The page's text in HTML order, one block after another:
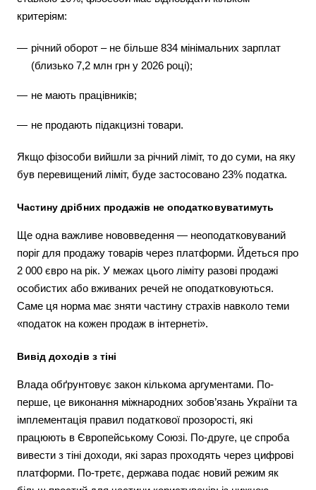
критеріям:
річний оборот – не більше 834 мінімальних зарплат
(близько 7,2 млн грн у 2026 році);
не мають працівників;
не продають підакцизні товари.
Якщо фізособи вийшли за річний ліміт, то до суми, на яку
був перевищений ліміт, буде застосовано 23% податка.
Частину дрібних продажів не оподатковуватимуть
Ще одна важливе нововведення — неоподатковуваний
поріг для продажу товарів через платформи. Йдеться про
2 000 євро на рік. У межах цього ліміту разові продажі
особистих або вживаних речей не оподатковуються.
Саме ця норма має зняти частину страхів навколо теми
«податок на кожен продаж в інтернеті».
Вивід доходів з тіні
Влада обґрунтовує закон кількома аргументами. По-
перше, це виконання міжнародних зобов’язань України та
імплементація правил податкової прозорості, які
працюють в Європейському Союзі. По-друге, це спроба
вивести з тіні доходи, які зараз проходять через цифрові
платформи. По-третє, держава подає новий режим як